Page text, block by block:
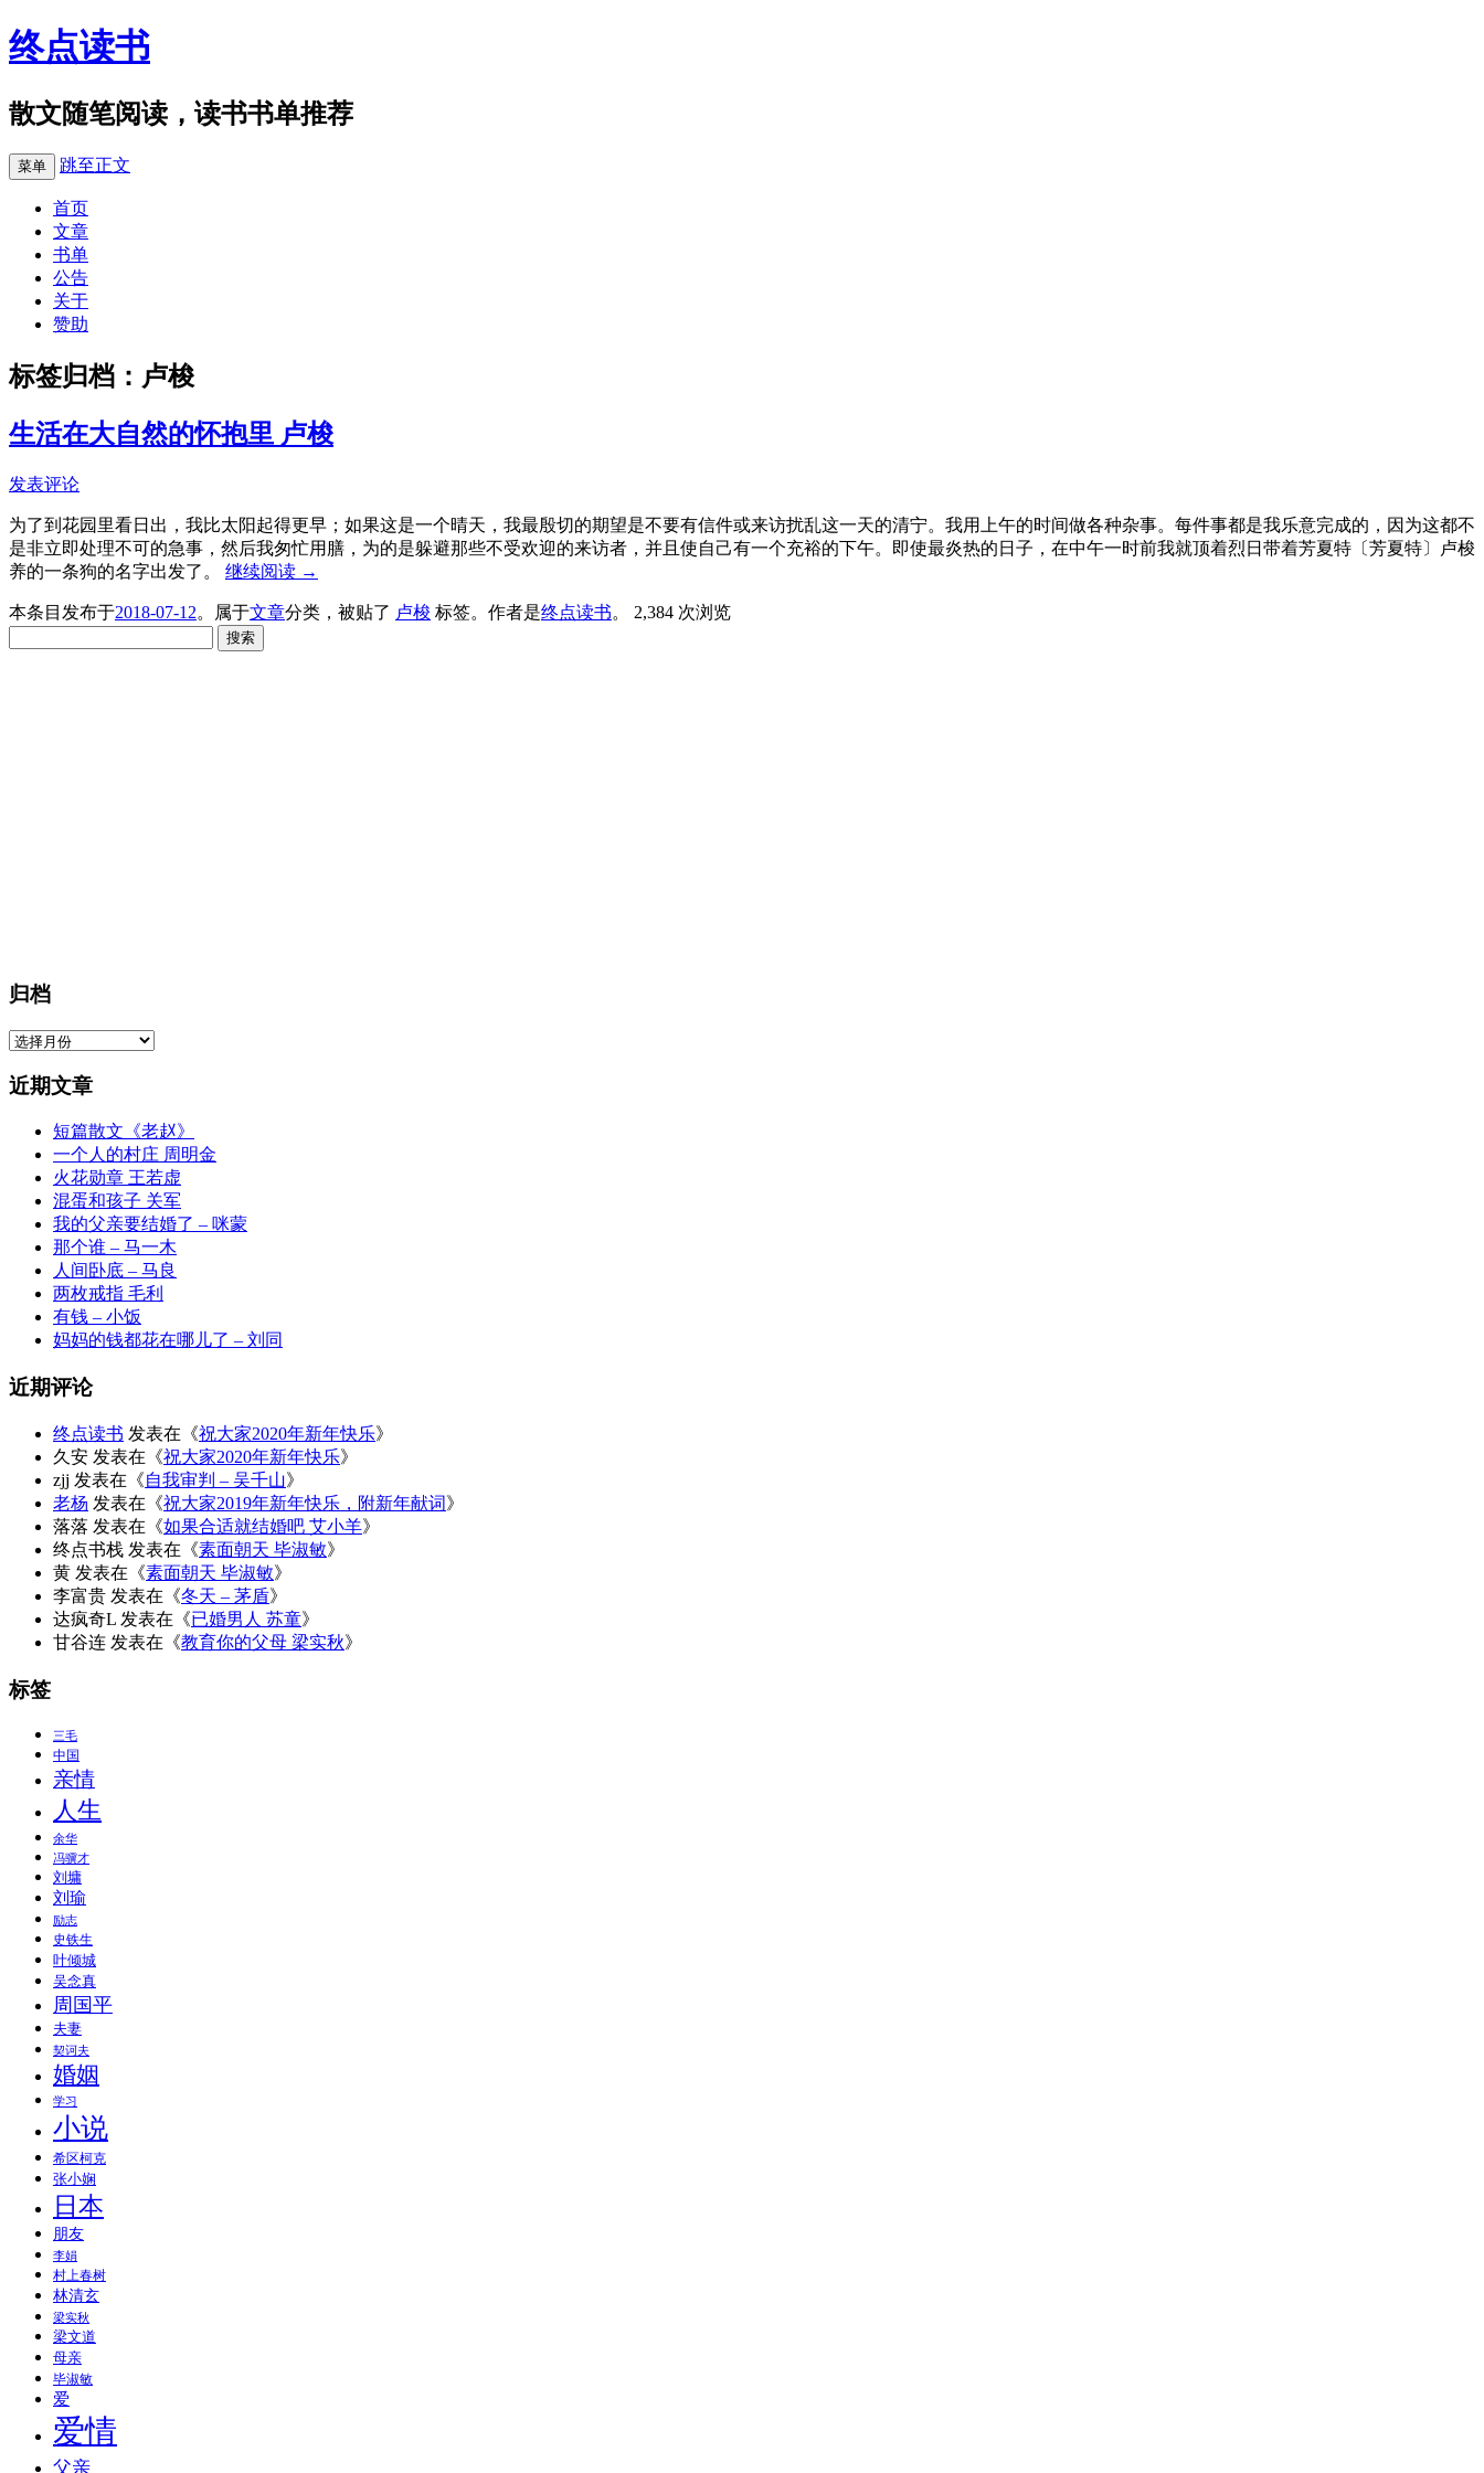
终点读书
散文随笔阅读，读书书单推荐
菜单 跳至正文
首页
文章
书单
公告
关于
赞助
标签归档： 卢梭
生活在大自然的怀抱里 卢梭
发表评论
为了到花园里看日出，我比太阳起得更早；如果这是一个晴天，我最殷切的期望是不要有信件或来访扰乱这一天的清宁。我用上午的时间做各种杂事。每件事都是我乐意完成的，因为这都不
是非立即处理不可的急事，然后我匆忙用膳，为的是躲避那些不受欢迎的来访者，并且使自己有一个充裕的下午。即使最炎热的日子，在中午一时前我就顶着烈日带着芳夏特〔芳夏特〕卢梭
养的一条狗的名字出发了。 继续阅读 →
本条目发布于2018-07-12。属于文章分类，被贴了 卢梭 标签。 作者是终点读书。
2,384 次浏览
归档
归
近期文章
短篇散文《老赵》
一个人的村庄 周明金
火花勋章 王若虚
混蛋和孩子 关军
我的父亲要结婚了 – 咪蒙
那个谁 – 马一木
人间卧底 – 马良
两枚戒指 毛利
有钱 – 小饭
妈妈的钱都花在哪儿了 – 刘同
近期评论
终点读书 发表在《祝大家2020年新年快乐》
久安 发表在《祝大家2020年新年快乐》
zjj 发表在《自我审判 – 吴千山》
老杨 发表在《祝大家2019年新年快乐，附新年献词》
落落 发表在《如果合适就结婚吧 艾小羊》
终点书栈 发表在《素面朝天 毕淑敏》
黄 发表在《素面朝天 毕淑敏》
李富贵 发表在《冬天 – 茅盾》
达疯奇L 发表在《已婚男人 苏童》
甘谷连 发表在《教育你的父母 梁实秋》
标签
三毛
中国
亲情
人生
余华
冯骥才
刘墉
刘瑜
励志
史铁生
叶倾城
吴念真
周国平
夫妻
契诃夫
婚姻
学习
小说
希区柯克
张小娴
日本
朋友
李娟
村上春树
林清玄
梁实秋
梁文道
母亲
毕淑敏
爱
爱情
父亲